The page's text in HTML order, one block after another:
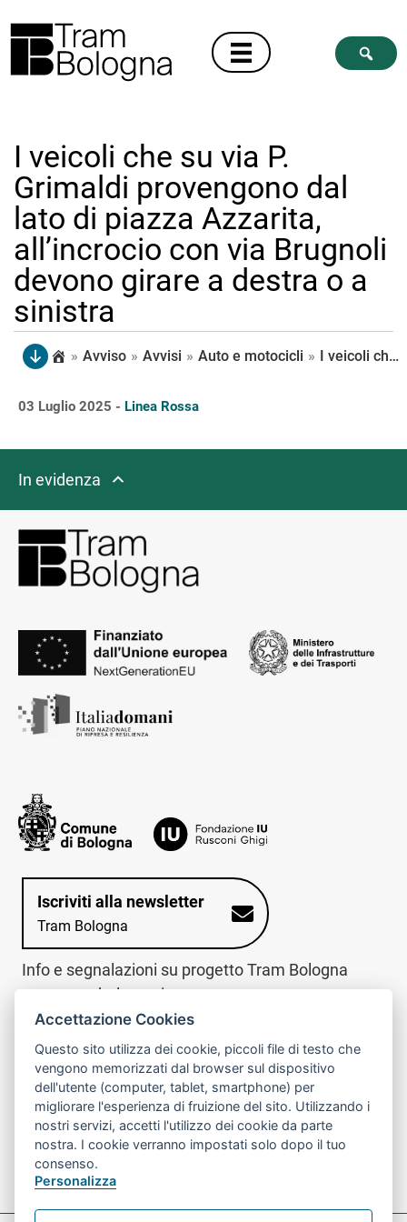
I veicoli che su via P.
Grimaldi provengono dal
lato di piazza Azzarita,
all’incrocio con via Brugnoli
devono girare a destra o a
sinistra
» Avviso » Avvisi » Auto e motocicli » I veicoli che su via P. Grimaldi provengono dal lato di piazza Azzarita, all’incrocio con via Brugnoli devono girare a destra o a sinistra
03 Luglio 2025 - Linea Rossa
In evidenza
Iscriviti alla newsletter
Tram Bologna
Info e segnalazioni su progetto Tram Bologna
www.trambologna.it
trova infopoint sulla mappa interattiva
Trova l'infopoint
più vicino
telefona al call center
Chiama il call
center
800078611
Contatto cantiere per emergenze nei giorni festivi
o nelle ore notturne:366 65 36 063
Accettazione Cookies
Questo sito utilizza dei cookie, piccoli file di testo che
vengono memorizzati dal browser sul dispositivo
dell'utente (computer, tablet, smartphone) per
migliorare l'esperienza di fruizione del sito. Utilizzando i
nostri servizi, accetti l'utilizzo dei cookie da parte
nostra. I cookie verranno impostati solo dopo il tuo
consenso.
Personalizza